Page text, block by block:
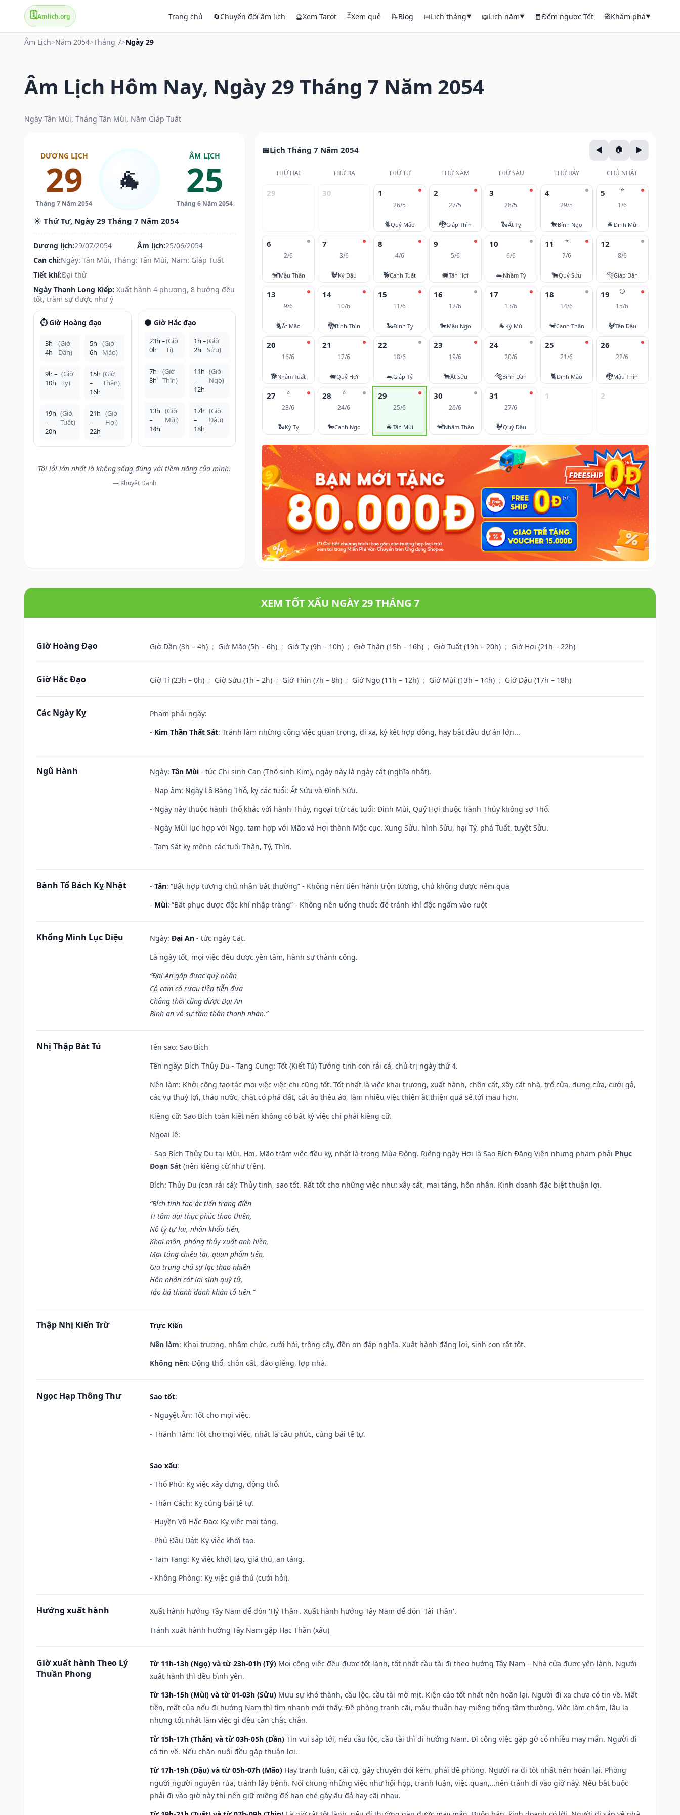
🗓️Amlich.org Trang chủ 🔄Chuyển đổi âm lịch 🔮Xem Tarot 🃏Xem quẻ 📝Blog 📅Lịch tháng▼ 📖Lịch năm▼ 🧧Đếm ngược Tết 🧭Khám phá▼
Âm Lịch>Năm 2054>Tháng 7>Ngày 29
Âm Lịch Hôm Nay, Ngày 29 Tháng 7 Năm 2054
Ngày Tân Mùi, Tháng Tân Mùi, Năm Giáp Tuất
DƯƠNG LỊCH
29
Tháng 7 Năm 2054
🐐
ÂM LỊCH
25
Tháng 6 Năm 2054
☀️ Thứ Tư, Ngày 29 Tháng 7 Năm 2054
Dương lịch:29/07/2054 Âm lịch:25/06/2054
Can chi:Ngày: Tân Mùi, Tháng: Tân Mùi, Năm: Giáp Tuất
Tiết khí:Đại thử
Ngày Thanh Long Kiếp: Xuất hành 4 phương, 8 hướng đều
tốt, trăm sự được như ý
⏱️ Giờ Hoàng đạo
3h –
4h
(Giờ
Dần)
5h –
6h
(Giờ
Mão)
9h –
10h
(Giờ
Tỵ)
15h
–
16h
(Giờ
Thân)
19h
–
20h
(Giờ
Tuất)
21h
–
22h
(Giờ
Hợi)
🌑 Giờ Hắc đạo
23h –
0h
(Giờ
Tí)
1h –
2h
(Giờ
Sửu)
7h –
8h
(Giờ
Thìn)
11h
–
12h
(Giờ
Ngọ)
13h
–
14h
(Giờ
Mùi)
17h
–
18h
(Giờ
Dậu)
Tội lỗi lớn nhất là không sống đúng với tiềm năng của mình.
— Khuyết Danh
Lịch Tháng 7 Năm 2054
THỨ HAI THỨ BA THỨ TƯ THỨ NĂM THỨ SÁU THỨ BẢY CHỦ NHẬT
29 30 1
26/5
🐈Quý Mão
2
27/5
🐉Giáp Thìn
3
28/5
🐍Ất Tỵ
4
29/5
🐎Bính Ngọ
⭐
5
1/6
🐐Đinh Mùi
6
2/6
🐒Mậu Thân
7
3/6
🐓Kỷ Dậu
8
4/6
🐕Canh Tuất
9
5/6
🐖Tân Hợi
10
6/6
🐀Nhâm Tý
⭐
11
7/6
🐂Quý Sửu
12
8/6
🐅Giáp Dần
13
9/6
🐈Ất Mão
14
10/6
🐉Bính Thìn
15
11/6
🐍Đinh Tỵ
16
12/6
🐎Mậu Ngọ
17
13/6
🐐 Kỷ Mùi
18
14/6
🐒Canh Thân
🌕
19
15/6
🐓Tân Dậu
20
16/6
🐕Nhâm Tuất
21
17/6
🐖Quý Hợi
22
18/6
🐀Giáp Tý
23
19/6
🐂Ất Sửu
24
20/6
🐅Bính Dần
25
21/6
🐈Đinh Mão
26
22/6
🐉Mậu Thìn
⭐
27
23/6
🐍Kỷ Tỵ
⭐
28
24/6
🐎Canh Ngọ
29
25/6
🐐Tân Mùi
30
26/6
🐒Nhâm Thân
31
27/6
🐓Quý Dậu
1 2
XEM TỐT XẤU NGÀY 29 THÁNG 7
Giờ Hoàng Đạo Giờ Dần (3h – 4h) ; Giờ Mão (5h – 6h) ; Giờ Tỵ (9h – 10h) ; Giờ Thân (15h – 16h) ; Giờ Tuất (19h – 20h) ; Giờ Hợi (21h – 22h)
Giờ Hắc Đạo Giờ Tí (23h – 0h) ; Giờ Sửu (1h – 2h) ; Giờ Thìn (7h – 8h) ; Giờ Ngọ (11h – 12h) ; Giờ Mùi (13h – 14h) ; Giờ Dậu (17h – 18h)
Các Ngày Kỵ
Phạm phải ngày:
- Kim Thần Thất Sát: Tránh làm những công việc quan trọng, đi xa, ký kết hợp đồng, hay bắt đầu dự án lớn...
Ngũ Hành Ngày: Tân Mùi - tức Chi sinh Can (Thổ sinh Kim), ngày này là ngày cát (nghĩa nhật).
- Nạp âm: Ngày Lộ Bàng Thổ, kỵ các tuổi: Ất Sửu và Đinh Sửu.
- Ngày này thuộc hành Thổ khắc với hành Thủy, ngoại trừ các tuổi: Đinh Mùi, Quý Hợi thuộc hành Thủy không sợ Thổ.
- Ngày Mùi lục hợp với Ngọ, tam hợp với Mão và Hợi thành Mộc cục. Xung Sửu, hình Sửu, hại Tý, phá Tuất, tuyệt Sửu.
- Tam Sát kỵ mệnh các tuổi Thân, Tý, Thìn.
Bành Tổ Bách Kỵ Nhật - Tân: “Bất hợp tương chủ nhân bất thường” - Không nên tiến hành trộn tương, chủ không được nếm qua
- Mùi: “Bất phục dược độc khí nhập tràng” - Không nên uống thuốc để tránh khí độc ngấm vào ruột
Khổng Minh Lục Diệu Ngày: Đại An - tức ngày Cát.
Là ngày tốt, mọi việc đều được yên tâm, hành sự thành công.
“Đại An gặp được quý nhân
Có cơm có rượu tiền tiễn đưa
Chẳng thời cũng được Đại An
Bình an vô sự tấm thân thanh nhàn.”
Nhị Thập Bát Tú Tên sao: Sao Bích
Tên ngày: Bích Thủy Du - Tang Cung: Tốt (Kiết Tú) Tướng tinh con rái cá, chủ trị ngày thứ 4.
Nên làm: Khởi công tạo tác mọi việc việc chi cũng tốt. Tốt nhất là việc khai trương, xuất hành, chôn cất, xây cất nhà, trổ cửa, dựng cửa, cưới gả,
các vụ thuỷ lợi, tháo nước, chặt cỏ phá đất, cắt áo thêu áo, làm nhiều việc thiện ắt thiện quả sẽ tới mau hơn.
Kiêng cữ: Sao Bích toàn kiết nên không có bất kỳ việc chi phải kiêng cữ.
Ngoại lệ:
- Sao Bích Thủy Du tại Mùi, Hợi, Mão trăm việc đều kỵ, nhất là trong Mùa Đông. Riêng ngày Hợi là Sao Bích Đăng Viên nhưng phạm phải Phục
Đoạn Sát (nên kiêng cữ như trên).
Bích: Thủy Du (con rái cá): Thủy tinh, sao tốt. Rất tốt cho những việc như: xây cất, mai táng, hôn nhân. Kinh doanh đặc biệt thuận lợi.
“Bích tinh tạo ác tiến trang điền
Ti tâm đại thục phúc thao thiên,
Nô tỳ tự lai, nhân khẩu tiến,
Khai môn, phóng thủy xuất anh hiền,
Mai táng chiêu tài, quan phẩm tiến,
Gia trung chủ sự lạc thao nhiên
Hôn nhân cát lợi sinh quý tử,
Tảo bá thanh danh khán tổ tiên.”
Thập Nhị Kiến Trừ
Trực Kiến
Nên làm: Khai trương, nhậm chức, cưới hỏi, trồng cây, đền ơn đáp nghĩa. Xuất hành đặng lợi, sinh con rất tốt.
Không nên: Động thổ, chôn cất, đào giếng, lợp nhà.
Ngọc Hạp Thông Thư Sao tốt:
- Nguyệt Ân: Tốt cho mọi việc.
- Thánh Tâm: Tốt cho mọi việc, nhất là cầu phúc, cúng bái tế tự.
Sao xấu:
- Thổ Phủ: Kỵ việc xây dựng, động thổ.
- Thần Cách: Kỵ cúng bái tế tự.
- Huyền Vũ Hắc Đạo: Kỵ việc mai táng.
- Phủ Đầu Dát: Kỵ việc khởi tạo.
- Tam Tang: Kỵ việc khởi tạo, giá thú, an táng.
- Không Phòng: Kỵ việc giá thú (cưới hỏi).
Hướng xuất hành
Xuất hành hướng Tây Nam để đón 'Hỷ Thần'. Xuất hành hướng Tây Nam để đón 'Tài Thần'.
Tránh xuất hành hướng Tây Nam gặp Hạc Thần (xấu)
Giờ xuất hành Theo Lý
Thuần Phong
Từ 11h-13h (Ngọ) và từ 23h-01h (Tý) Mọi công việc đều được tốt lành, tốt nhất cầu tài đi theo hướng Tây Nam – Nhà cửa được yên lành. Người
xuất hành thì đều bình yên.
Từ 13h-15h (Mùi) và từ 01-03h (Sửu) Mưu sự khó thành, cầu lộc, cầu tài mờ mịt. Kiện cáo tốt nhất nên hoãn lại. Người đi xa chưa có tin về. Mất
tiền, mất của nếu đi hướng Nam thì tìm nhanh mới thấy. Đề phòng tranh cãi, mâu thuẫn hay miệng tiếng tầm thường. Việc làm chậm, lâu la
nhưng tốt nhất làm việc gì đều cần chắc chắn.
Từ 15h-17h (Thân) và từ 03h-05h (Dần) Tin vui sắp tới, nếu cầu lộc, cầu tài thì đi hướng Nam. Đi công việc gặp gỡ có nhiều may mắn. Người đi
có tin về. Nếu chăn nuôi đều gặp thuận lợi.
Từ 17h-19h (Dậu) và từ 05h-07h (Mão) Hay tranh luận, cãi cọ, gây chuyện đói kém, phải đề phòng. Người ra đi tốt nhất nên hoãn lại. Phòng
người người nguyền rủa, tránh lây bệnh. Nói chung những việc như hội họp, tranh luận, việc quan,…nên tránh đi vào giờ này. Nếu bắt buộc
phải đi vào giờ này thì nên giữ miệng để hạn ché gây ẩu đả hay cãi nhau.